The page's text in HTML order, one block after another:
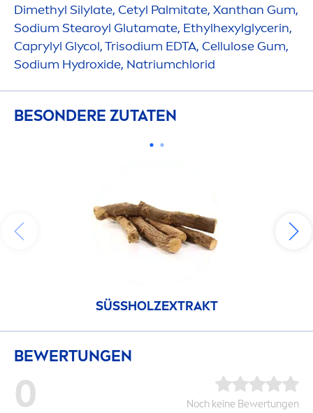
Dimethyl Silylate, Cetyl Palmitate, Xanthan Gum,
Sodium Stearoyl Glutamate, Ethylhexylglycerin,
Caprylyl Glycol, Trisodium EDTA, Cellulose Gum,
Sodium Hydroxide, Natriumchlorid
BESONDERE ZUTATEN
SÜSSHOLZEXTRAKT
BEWERTUNGEN
0
Noch keine Bewertungen